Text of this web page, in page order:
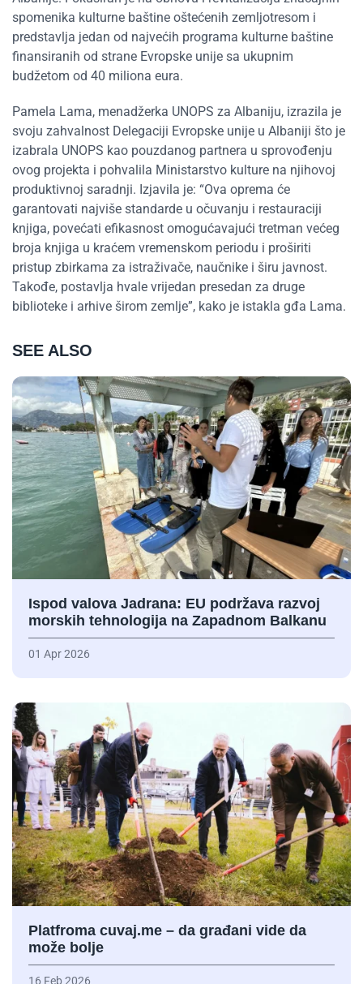
spomenika kulturne baštine oštećenih zemljotresom i
predstavlja jedan od najvećih programa kulturne baštine
finansiranih od strane Evropske unije sa ukupnim
budžetom od 40 miliona eura.
Pamela Lama, menadžerka UNOPS za Albaniju, izrazila je
svoju zahvalnost Delegaciji Evropske unije u Albaniji što je
izabrala UNOPS kao pouzdanog partnera u sprovođenju
ovog projekta i pohvalila Ministarstvo kulture na njihovoj
produktivnoj saradnji. Izjavila je: “Ova oprema će
garantovati najviše standarde u očuvanju i restauraciji
knjiga, povećati efikasnost omogućavajući tretman većeg
broja knjiga u kraćem vremenskom periodu i proširiti
pristup zbirkama za istraživače, naučnike i širu javnost.
Takođe, postavlja hvale vrijedan presedan za druge
biblioteke i arhive širom zemlje”, kako je istakla gđa Lama.
SEE ALSO
Ispod valova Jadrana: EU podržava razvoj
morskih tehnologija na Zapadnom Balkanu
01 Apr 2026
Platfroma cuvaj.me – da građani vide da
može bolje
16 Feb 2026